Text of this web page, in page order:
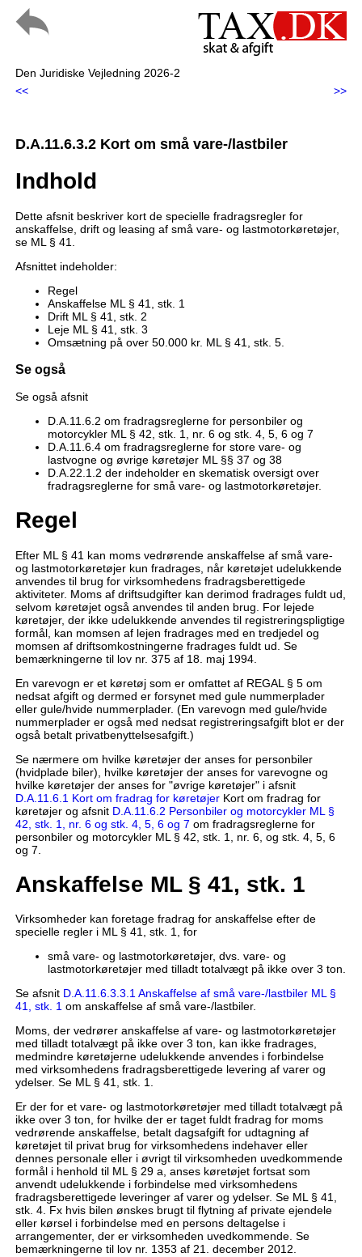
Den Juridiske Vejledning 2026-2
<<
>>
D.A.11.6.3.2 Kort om små vare-/lastbiler
Indhold
Dette afsnit beskriver kort de specielle fradragsregler for
anskaffelse, drift og leasing af små vare- og lastmotorkøretøjer,
se ML § 41.
Afsnittet indeholder:
Regel
Anskaffelse ML § 41, stk. 1
Drift ML § 41, stk. 2
Leje ML § 41, stk. 3
Omsætning på over 50.000 kr. ML § 41, stk. 5.
Se også
Se også afsnit
D.A.11.6.2 om fradragsreglerne for personbiler og
motorcykler ML § 42, stk. 1, nr. 6 og stk. 4, 5, 6 og 7
D.A.11.6.4 om fradragsreglerne for store vare- og
lastvogne og øvrige køretøjer ML §§ 37 og 38
D.A.22.1.2 der indeholder en skematisk oversigt over
fradragsreglerne for små vare- og lastmotorkøretøjer.
Regel
Efter ML § 41 kan moms vedrørende anskaffelse af små vare-
og lastmotorkøretøjer kun fradrages, når køretøjet udelukkende
anvendes til brug for virksomhedens fradragsberettigede
aktiviteter. Moms af driftsudgifter kan derimod fradrages fuldt ud,
selvom køretøjet også anvendes til anden brug. For lejede
køretøjer, der ikke udelukkende anvendes til registreringspligtige
formål, kan momsen af lejen fradrages med en tredjedel og
momsen af driftsomkostningerne fradrages fuldt ud. Se
bemærkningerne til lov nr. 375 af 18. maj 1994.
En varevogn er et køretøj som er omfattet af REGAL § 5 om
nedsat afgift og dermed er forsynet med gule nummerplader
eller gule/hvide nummerplader. (En varevogn med gule/hvide
nummerplader er også med nedsat registreringsafgift blot er der
også betalt privatbenyttelsesafgift.)
Se nærmere om hvilke køretøjer der anses for personbiler
(hvidplade biler), hvilke køretøjer der anses for varevogne og
hvilke køretøjer der anses for "øvrige køretøjer" i afsnit
D.A.11.6.1 Kort om fradrag for køretøjerKort om fradrag for
køretøjer og afsnit D.A.11.6.2 Personbiler og motorcykler ML §
42, stk. 1, nr. 6 og stk. 4, 5, 6 og 7 om fradragsreglerne for
personbiler og motorcykler ML § 42, stk. 1, nr. 6, og stk. 4, 5, 6
og 7.
Anskaffelse ML § 41, stk. 1
Virksomheder kan foretage fradrag for anskaffelse efter de
specielle regler i ML § 41, stk. 1, for
små vare- og lastmotorkøretøjer, dvs. vare- og
lastmotorkøretøjer med tilladt totalvægt på ikke over 3 ton.
Se afsnit D.A.11.6.3.3.1 Anskaffelse af små vare-/lastbiler ML §
41, stk. 1om anskaffelse af små vare-/lastbiler.
Moms, der vedrører anskaffelse af vare- og lastmotorkøretøjer
med tilladt totalvægt på ikke over 3 ton, kan ikke fradrages,
medmindre køretøjerne udelukkende anvendes i forbindelse
med virksomhedens fradragsberettigede levering af varer og
ydelser. Se ML § 41, stk. 1.
Er der for et vare- og lastmotorkøretøjer med tilladt totalvægt på
ikke over 3 ton, for hvilke der er taget fuldt fradrag for moms
vedrørende anskaffelse, betalt dagsafgift for udtagning af
køretøjet til privat brug for virksomhedens indehaver eller
dennes personale eller i øvrigt til virksomheden uvedkommende
formål i henhold til ML § 29 a, anses køretøjet fortsat som
anvendt udelukkende i forbindelse med virksomhedens
fradragsberettigede leveringer af varer og ydelser. Se ML § 41,
stk. 4. Fx hvis bilen ønskes brugt til flytning af private ejendele
eller kørsel i forbindelse med en persons deltagelse i
arrangementer, der er virksomheden uvedkommende. Se
bemærkningerne til lov nr. 1353 af 21. december 2012.